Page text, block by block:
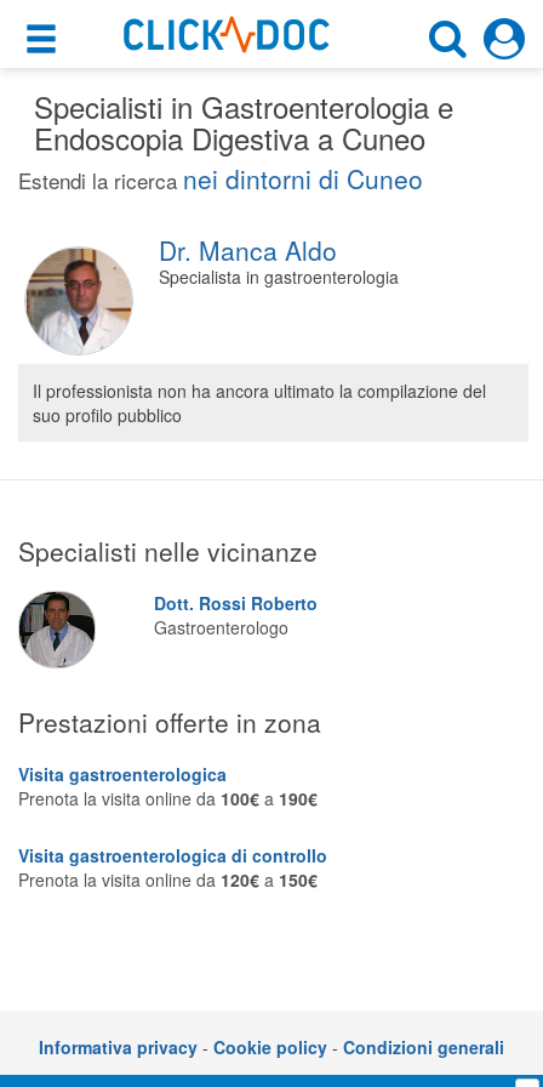
×
Motore di ricerca
×
Cerca uno specialista
Cuneo (CN)
Cosa possiamo offrirti
Per i pazienti
Prenota una visita
Ricerca specialisti
Consulti online
(su medicitalia.it)
Per gli specialisti
Prenotazioni online
Teleconsulto
Specialisti in Gastroenterologia e
Endoscopia Digestiva a Cuneo
Estendi la ricerca nei dintorni di Cuneo
Dr. Manca Aldo
Specialista in gastroenterologia
Il professionista non ha ancora ultimato la compilazione del
suo profilo pubblico
Specialisti nelle vicinanze
Dott. Rossi Roberto
Gastroenterologo
Prestazioni offerte in zona
Visita gastroenterologica
Prenota la visita online da 100€ a 190€
Visita gastroenterologica di controllo
Prenota la visita online da 120€ a 150€
Informativa privacy - Cookie policy - Condizioni generali